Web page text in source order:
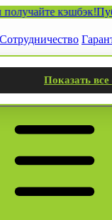
кэшбэк!
Сотрудничество
Показать все